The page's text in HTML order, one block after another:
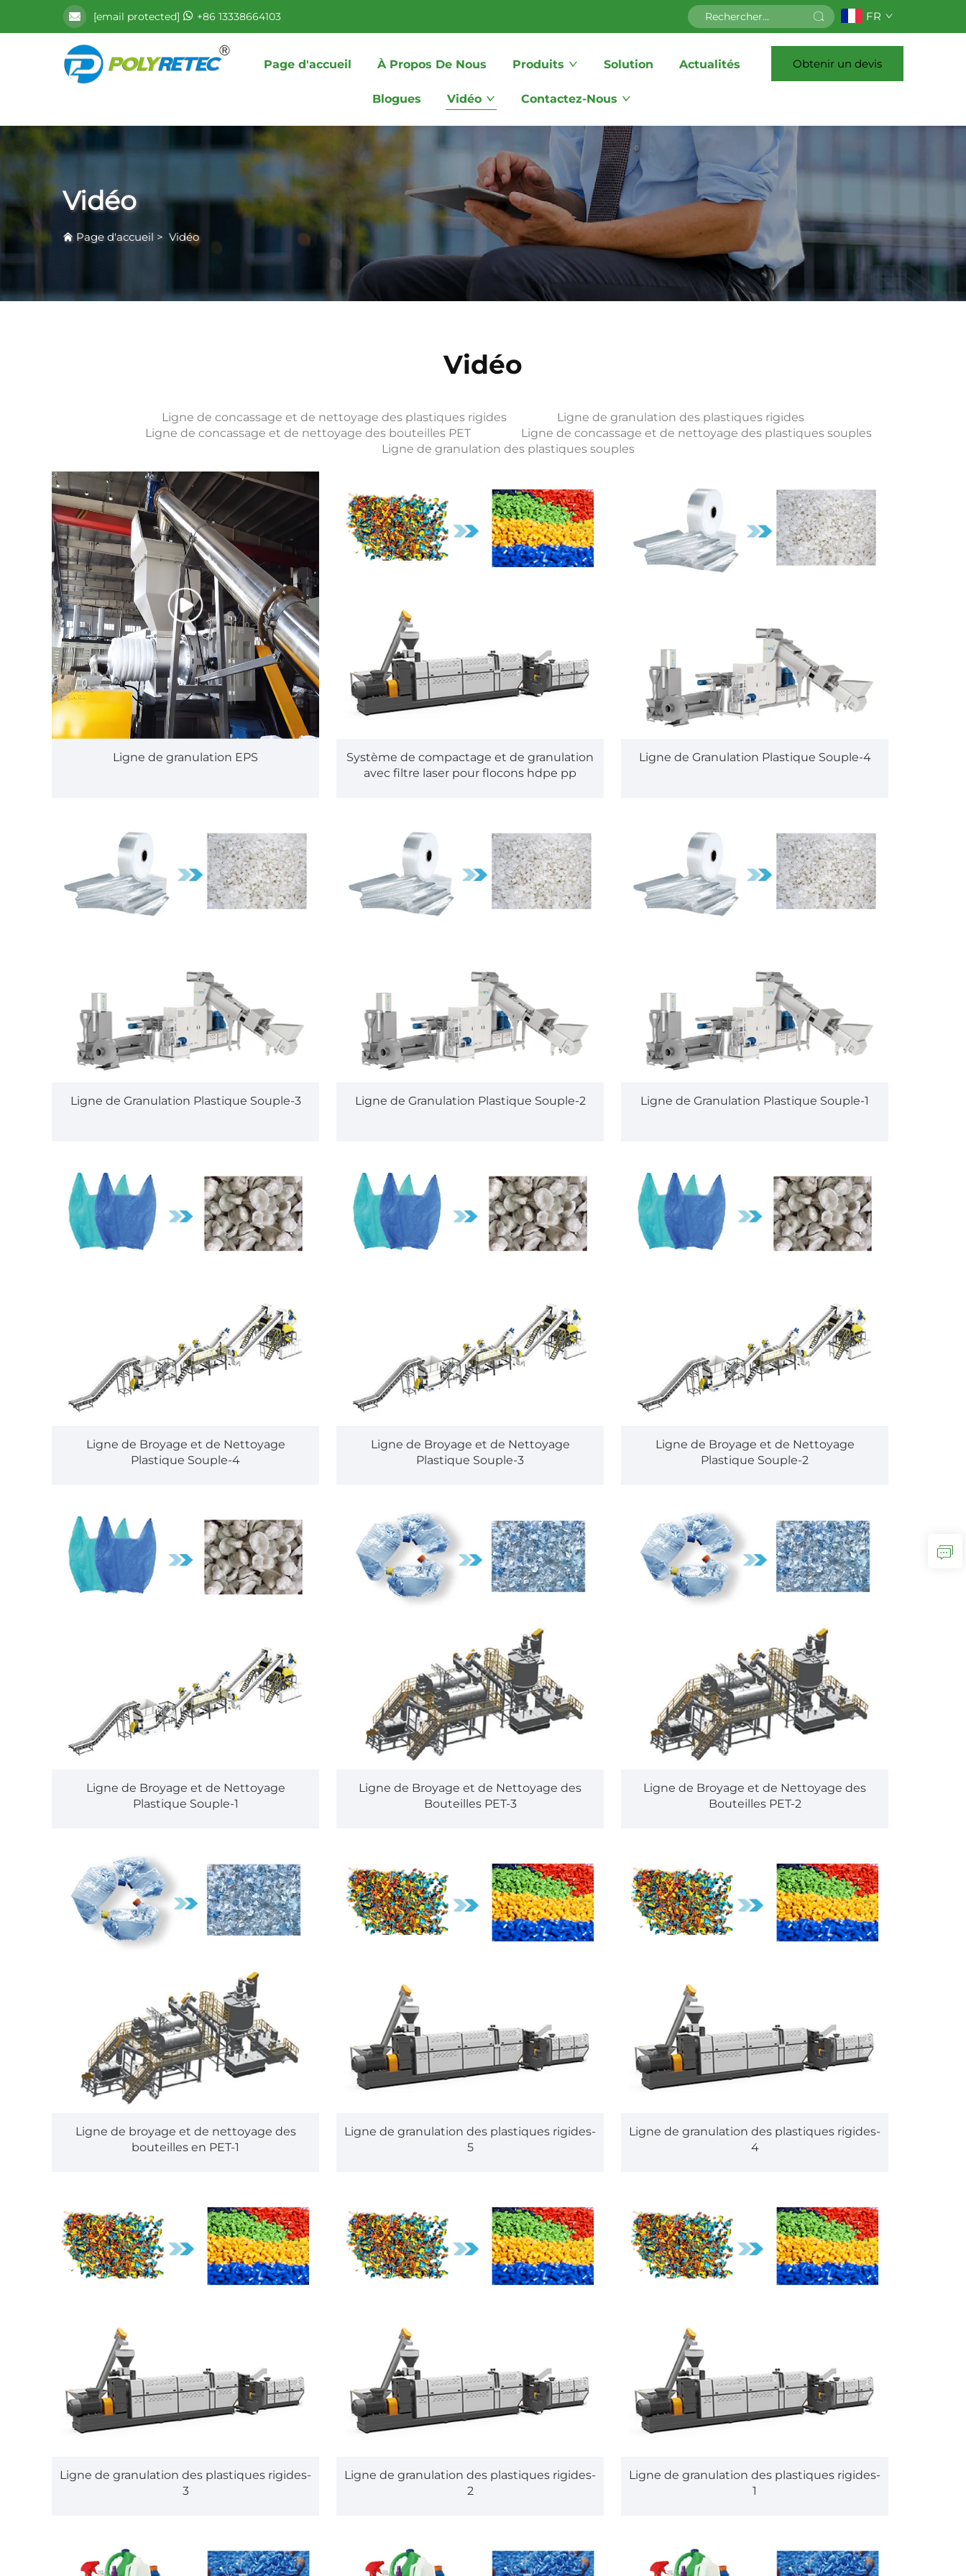
[email protected] +86 13338664103 FR
Page d'accueil À Propos De Nous Produits Solution Actualités
Blogues Vidéo Contactez-Nous
Obtenir un devis
Vidéo
Page d'accueil > Vidéo
Vidéo
Ligne de concassage et de nettoyage des plastiques rigides
Ligne de granulation des plastiques rigides
Ligne de concassage et de nettoyage des bouteilles PET
Ligne de concassage et de nettoyage des plastiques souples
Ligne de granulation des plastiques souples
Ligne de granulation EPS
Système de compactage et de granulation
avec filtre laser pour flocons hdpe pp
Ligne de Granulation Plastique Souple-4
Ligne de Granulation Plastique Souple-3 Ligne de Granulation Plastique Souple-2 Ligne de Granulation Plastique Souple-1
Ligne de Broyage et de Nettoyage
Plastique Souple-4
Ligne de Broyage et de Nettoyage
Plastique Souple-3
Ligne de Broyage et de Nettoyage
Plastique Souple-2
Ligne de Broyage et de Nettoyage
Plastique Souple-1
Ligne de Broyage et de Nettoyage des
Bouteilles PET-3
Ligne de Broyage et de Nettoyage des
Bouteilles PET-2
Ligne de broyage et de nettoyage des
bouteilles en PET-1
Ligne de granulation des plastiques rigides-
5
Ligne de granulation des plastiques rigides-
4
Ligne de granulation des plastiques rigides-
3
Ligne de granulation des plastiques rigides-
2
Ligne de granulation des plastiques rigides-
1